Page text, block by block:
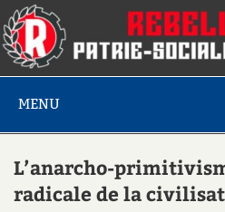
MENU
L’anarcho-
radicale de la